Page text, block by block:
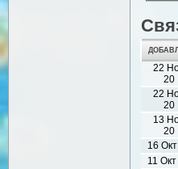
22
20
22
20
13
20
16
11